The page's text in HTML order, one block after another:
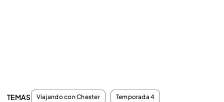
TEMAS Viajando con Chester Temporada 4